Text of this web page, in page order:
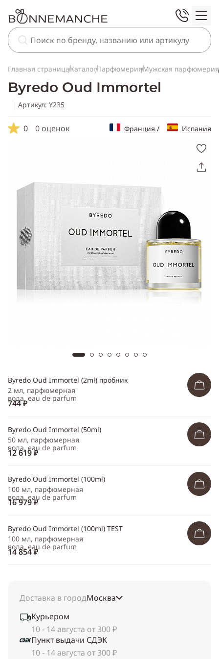
Главная страницаКаталогПарфюмерияМужская парфюмерия
Byredo Oud Immortel
Артикул: Y235
0 0 оценок Франция / Испания
Скопировать
Telegram
WhatsApp
Viber
ВКонтакте
Byredo Oud Immortel (2ml) пробник
2 мл, парфюмерная
вода, eau de parfum
744 ₽
Byredo Oud Immortel (50ml)
50 мл, парфюмерная
вода, eau de parfum
12 619 ₽
Byredo Oud Immortel (100ml)
100 мл, парфюмерная
вода, eau de parfum
16 979 ₽
Byredo Oud Immortel (100ml) TEST
100 мл, парфюмерная
вода, eau de parfum
14 854 ₽
Доставка в городМосква
Курьером
10 - 14 августа от 300 ₽
Пункт выдачи СДЭК
10 - 14 августа от 300 ₽